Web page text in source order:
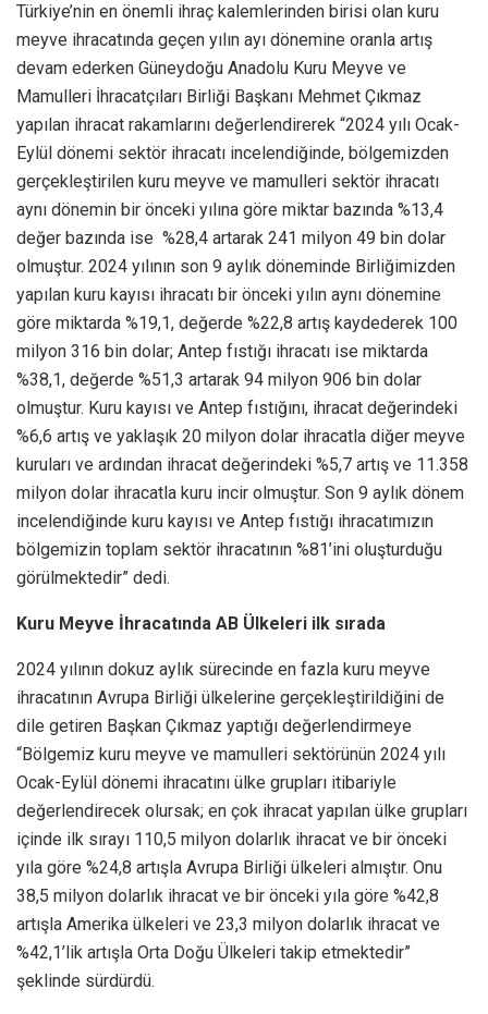
Türkiye’nin en önemli ihraç kalemlerinden birisi olan kuru
meyve ihracatında geçen yılın ayı dönemine oranla artış
devam ederken Güneydoğu Anadolu Kuru Meyve ve
Mamulleri İhracatçıları Birliği Başkanı Mehmet Çıkmaz
yapılan ihracat rakamlarını değerlendirerek “2024 yılı Ocak-
Eylül dönemi sektör ihracatı incelendiğinde, bölgemizden
gerçekleştirilen kuru meyve ve mamulleri sektör ihracatı
aynı dönemin bir önceki yılına göre miktar bazında %13,4
değer bazında ise %28,4 artarak 241 milyon 49 bin dolar
olmuştur. 2024 yılının son 9 aylık döneminde Birliğimizden
yapılan kuru kayısı ihracatı bir önceki yılın aynı dönemine
göre miktarda %19,1, değerde %22,8 artış kaydederek 100
milyon 316 bin dolar; Antep fıstığı ihracatı ise miktarda
%38,1, değerde %51,3 artarak 94 milyon 906 bin dolar
olmuştur. Kuru kayısı ve Antep fıstığını, ihracat değerindeki
%6,6 artış ve yaklaşık 20 milyon dolar ihracatla diğer meyve
kuruları ve ardından ihracat değerindeki %5,7 artış ve 11.358
milyon dolar ihracatla kuru incir olmuştur. Son 9 aylık dönem
incelendiğinde kuru kayısı ve Antep fıstığı ihracatımızın
bölgemizin toplam sektör ihracatının %81’ini oluşturduğu
görülmektedir” dedi.
Kuru Meyve İhracatında AB Ülkeleri ilk sırada
2024 yılının dokuz aylık sürecinde en fazla kuru meyve
ihracatının Avrupa Birliği ülkelerine gerçekleştirildiğini de
dile getiren Başkan Çıkmaz yaptığı değerlendirmeye
“Bölgemiz kuru meyve ve mamulleri sektörünün 2024 yılı
Ocak-Eylül dönemi ihracatını ülke grupları itibariyle
değerlendirecek olursak; en çok ihracat yapılan ülke grupları
içinde ilk sırayı 110,5 milyon dolarlık ihracat ve bir önceki
yıla göre %24,8 artışla Avrupa Birliği ülkeleri almıştır. Onu
38,5 milyon dolarlık ihracat ve bir önceki yıla göre %42,8
artışla Amerika ülkeleri ve 23,3 milyon dolarlık ihracat ve
%42,1’lik artışla Orta Doğu Ülkeleri takip etmektedir”
şeklinde sürdürdü.